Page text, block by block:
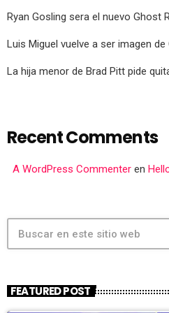
Ryan Gosling sera el nuevo Ghost
Luis Miguel vuelve a ser imagen
La hija menor de Brad Pitt pide
Recent Comments
A WordPress Commenter en
FEATURED POST